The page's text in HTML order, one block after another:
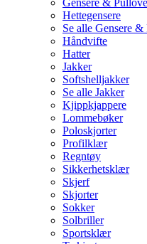
Gensere &
Hettegensere
Se alle Gensere
Håndvifte
Hatter
Jakker
Softshelljakker
Se alle Jakker
Kjippkjappere
Lommebøker
Poloskjorter
Profilklær
Regntøy
Sikkerhetsklær
Skjerf
Skjorter
Sokker
Solbriller
Sportsklær